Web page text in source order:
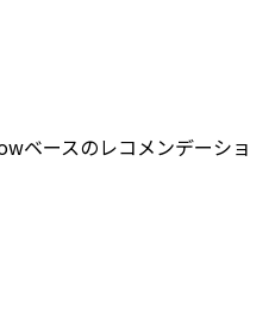
ベースのレコメンデーショ